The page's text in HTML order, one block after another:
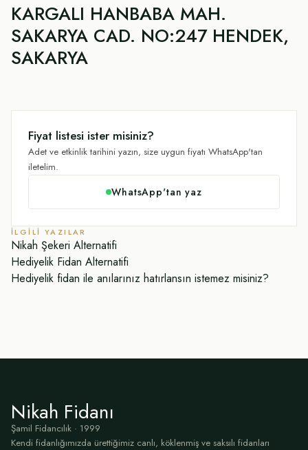
KARGALI HANBABA MAH.
SAKARYA CAD. NO:247 HENDEK,
SAKARYA
Fiyat listesi ister misiniz?
Adet ve etkinlik tarihini yazın, size uygun fiyatı WhatsApp'tan
iletelim.
WhatsApp'tan yaz
İLGILI YAZILAR
Nikah Şekeri Alternatifi
Hediyelik Fidan Alternatifi
Hediyelik fidan ile anılarınız hatırlansın istemez misiniz?
Nikah Fidanı
Şamil Fidancılık · 1999
Kendi fidanlığımızda ürettiğimiz canlı, köklenmiş ve saksılı fidanları